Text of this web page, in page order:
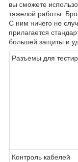
вы сможете
тяжелой работы.
С ним ничего не
прилагается
большей защиты и
Разъемы для
Контроль кабелей